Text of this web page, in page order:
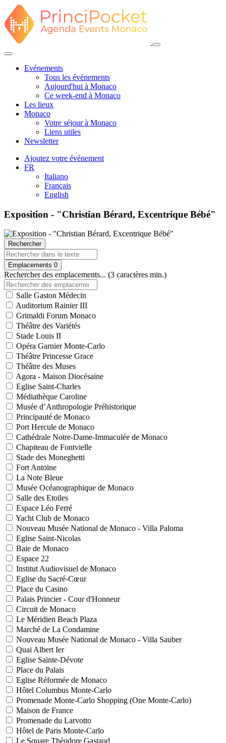
Evénements
Tous les événements
Aujourd'hui à Monaco
Ce week-end à Monaco
Les lieux
Monaco
Votre séjour à Monaco
Liens utiles
Newsletter
Ajoutez votre événement
FR
Italiano
Français
English
Exposition - "Christian Bérard, Excentrique Bébé"
Rechercher
Emplacements 0
Rechercher des emplacements... (3 caractères min.)
Salle Gaston Médecin
Auditorium Rainier III
Grimaldi Forum Monaco
Théâtre des Variétés
Stade Louis II
Opéra Garnier Monte-Carlo
Théâtre Princesse Grace
Théâtre des Muses
Agora - Maison Diocésaine
Eglise Saint-Charles
Médiathèque Caroline
Musée d’Anthropologie Préhistorique
Principauté de Monaco
Port Hercule de Monaco
Cathédrale Notre-Dame-Immaculée de Monaco
Chapiteau de Fontvielle
Stade des Moneghetti
Fort Antoine
La Note Bleue
Musée Océanographique de Monaco
Salle des Etoiles
Espace Léo Ferré
Yacht Club de Monaco
Nouveau Musée National de Monaco - Villa Paloma
Eglise Saint-Nicolas
Baie de Monaco
Espace 22
Institut Audiovisuel de Monaco
Eglise du Sacré-Cœur
Place du Casino
Palais Princier - Cour d'Honneur
Circuit de Monaco
Le Méridien Beach Plaza
Marché de La Condamine
Nouveau Musée National de Monaco - Villa Sauber
Quai Albert Ier
Eglise Sainte-Dévote
Place du Palais
Eglise Réformée de Monaco
Hôtel Columbus Monte-Carlo
Promenade Monte-Carlo Shopping (One Monte-Carlo)
Maison de France
Promenade du Larvotto
Hôtel de Paris Monte-Carlo
Le Square Théodore Gastaud